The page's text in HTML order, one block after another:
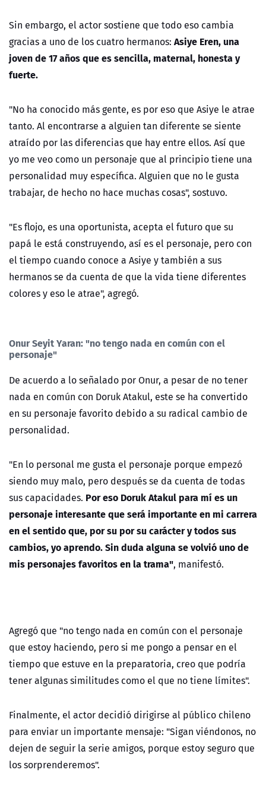
Sin embargo, el actor sostiene que todo eso cambia
gracias a uno de los cuatro hermanos: Asiye Eren, una
joven de 17 años que es sencilla, maternal, honesta y
fuerte.
"No ha conocido más gente, es por eso que Asiye le atrae
tanto. Al encontrarse a alguien tan diferente se siente
atraído por las diferencias que hay entre ellos. Así que
yo me veo como un personaje que al principio tiene una
personalidad muy específica. Alguien que no le gusta
trabajar, de hecho no hace muchas cosas", sostuvo.
"Es flojo, es una oportunista, acepta el futuro que su
papá le está construyendo, así es el personaje, pero con
el tiempo cuando conoce a Asiye y también a sus
hermanos se da cuenta de que la vida tiene diferentes
colores y eso le atrae", agregó.
Onur Seyit Yaran: "no tengo nada en común con el
personaje"
De acuerdo a lo señalado por Onur, a pesar de no tener
nada en común con Doruk Atakul, este se ha convertido
en su personaje favorito debido a su radical cambio de
personalidad.
"En lo personal me gusta el personaje porque empezó
siendo muy malo, pero después se da cuenta de todas
sus capacidades. Por eso Doruk Atakul para mí es un
personaje interesante que será importante en mi carrera
en el sentido que, por su por su carácter y todos sus
cambios, yo aprendo.Sin duda alguna se volvió uno de
mis personajes favoritos en la trama", manifestó.
Agregó que "no tengo nada en común con el personaje
que estoy haciendo, pero si me pongo a pensar en el
tiempo que estuve en la preparatoria, creo que podría
tener algunas similitudes como el que no tiene límites".
Finalmente, el actor decidió dirigirse al público chileno
para enviar un importante mensaje: "Sigan viéndonos, no
dejen de seguir la serie amigos, porque estoy seguro que
los sorprenderemos".